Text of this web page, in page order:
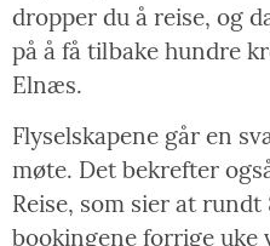
dropper du å reise, og
på å få tilbake hundre
Elnæs.
Flyselskapene går en
møte. Det bekrefter
Reise, som sier at
bookingene forrige uke